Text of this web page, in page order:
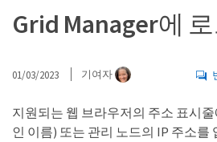
Grid Manager에
01/03/2023 기여자
지원되는 웹 브라우저의 주소 표시
인 이름) 또는 관리 노드의 IP 주소를